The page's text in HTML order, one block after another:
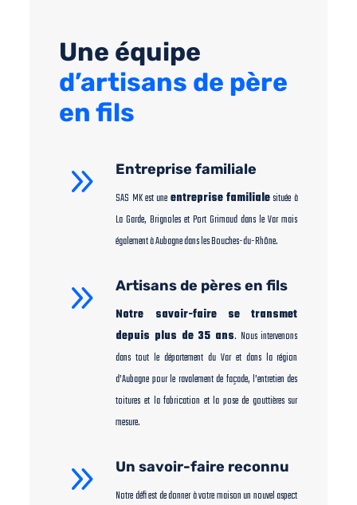
Une équipe
d’artisans de père
en fils
9 Entreprise familiale
SAS MK est uneentreprise familialesituée à
La Garde, Brignoles et Port Grimaud dans le Var mais
également à Aubagne dans les Bouches-du-Rhône.
9 Artisans de pères en fils
Notre savoir-faire se transmet
depuis plus de 35 ans. Nous intervenons
dans tout le département du Var et dans la région
d’Aubagne pour le ravalement de façade, l’entretien des
toitures et la fabrication et la pose de gouttières sur
mesure.
9 Un savoir-faire reconnu
Notre défi est de donner à votre maison un nouvel aspect